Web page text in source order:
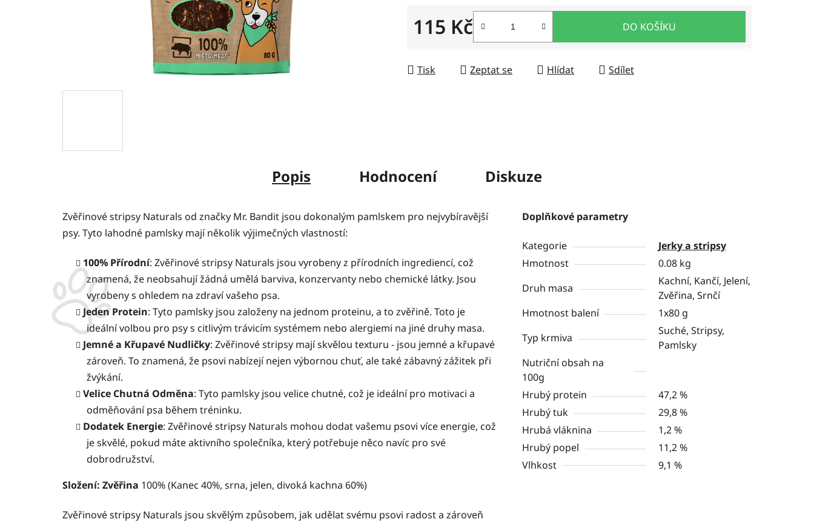
115 Kč DO KOŠÍKU
Tisk Zeptat se Hlídat Sdílet
Popis Hodnocení Diskuze
Zvěřinové stripsy Naturals od značky Mr. Bandit jsou dokonalým pamlskem pro nejvybíravější
psy. Tyto lahodné pamlsky mají několik výjimečných vlastností:
100% Přírodní: Zvěřinové stripsy Naturals jsou vyrobeny z přírodních ingrediencí, což
znamená, že neobsahují žádná umělá barviva, konzervanty nebo chemické látky. Jsou
vyrobeny s ohledem na zdraví vašeho psa.
Jeden Protein: Tyto pamlsky jsou založeny na jednom proteinu, a to zvěřině. Toto je
ideální volbou pro psy s citlivým trávicím systémem nebo alergiemi na jiné druhy masa.
Jemné a Křupavé Nudličky: Zvěřinové stripsy mají skvělou texturu - jsou jemné a křupavé
zároveň. To znamená, že psovi nabízejí nejen výbornou chuť, ale také zábavný zážitek při
žvýkání.
Velice Chutná Odměna: Tyto pamlsky jsou velice chutné, což je ideální pro motivaci a
odměňování psa během tréninku.
Dodatek Energie: Zvěřinové stripsy Naturals mohou dodat vašemu psovi více energie, což
je skvělé, pokud máte aktivního společníka, který potřebuje něco navíc pro své
dobrodružství.
Složení: Zvěřina 100% (Kanec 40%, srna, jelen, divoká kachna 60%)
Zvěřinové stripsy Naturals jsou skvělým způsobem, jak udělat svému psovi radost a zároveň
Doplňkové parametry
Kategorie
Jerky a stripsy
Hmotnost
0.08 kg
Druh masa
Kachní, Kančí, Jelení,
Zvěřina, Srnčí
Hmotnost balení
1x80 g
Typ krmiva
Suché, Stripsy,
Pamlsky
Nutriční obsah na
100g
Hrubý protein
47,2 %
Hrubý tuk
29,8 %
Hrubá vláknina
1,2 %
Hrubý popel
11,2 %
Vlhkost
9,1 %